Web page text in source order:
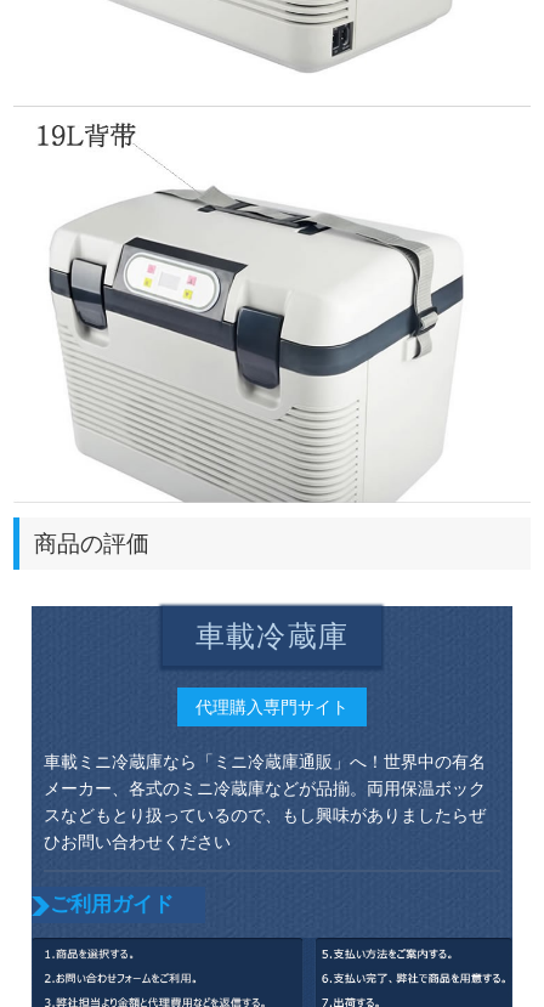
商品の評価
車載冷蔵庫
代理購入専門サイト
車載ミニ冷蔵庫なら「ミニ冷蔵庫通販」へ！世界中の有名
メーカー、各式のミニ冷蔵庫などが品揃。両用保温ボック
スなどもとり扱っているので、もし興味がありましたらぜ
ひお問い合わせください
ご利用ガイド